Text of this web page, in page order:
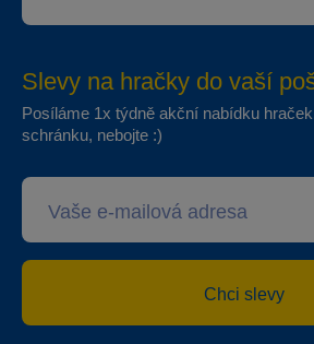
Slevy na hračky do vaší
Posíláme 1x týdně akční nabídku
schránku, nebojte :)
Chci slevy